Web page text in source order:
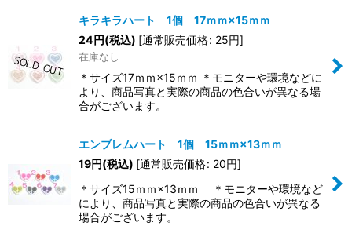
キラキラハート 1個 17ｍｍ×15ｍｍ
24円(税込) [通常販売価格: 25円]
在庫なし
＊サイズ17ｍｍ×15ｍｍ ＊モニターや環境などに
より、商品写真と実際の商品の色合いが異なる場
合がございます。
エンブレムハート 1個 15ｍｍ×13ｍｍ
19円(税込) [通常販売価格: 20円]
＊サイズ15ｍｍ×13ｍｍ ＊モニターや環境など
により、商品写真と実際の商品の色合いが異なる
場合がございます。